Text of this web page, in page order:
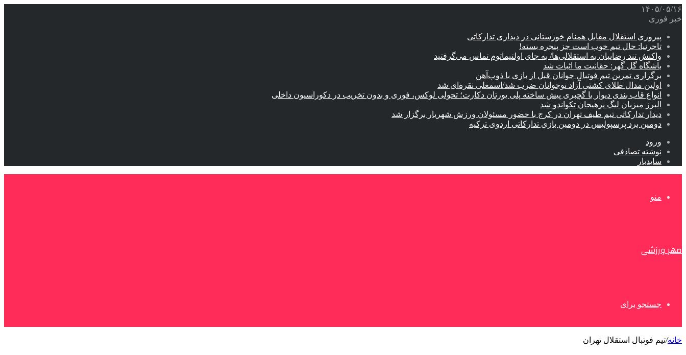
۱۴۰۵/۰۵/۱۶
خبر فوری
پیروزی استقلال مقابل همنام خوزستانی در دیداری تدارکاتی
تاجرنیا: حال تیم خوب است جز پنجره بسته!
واکنش تند رضاییان به استقلالی‌ها/ به جای اولتیماتوم تماس می‌گرفتید
باشگاه گل گهر: حقانیت ما اثبات شد
برگزاری تمرین تیم فوتبال جوانان قبل از بازی با ذوب‌آهن
اولین مدال طلای کشتی آزاد نوجوانان ضرب شد/اسمعلی نقره‌ای شد
انواع قاب بندی دیوار با گچبری پیش ساخته پلی یورتان دکارت؛ تحولی لوکس، فوری و بدون تخریب در دکوراسیون داخلی
البرز میزبان لیگ پرهیجان تکواندو شد
دیدار تدارکاتی تیم طیف تهران در کرج با حضور مسئولان ورزش شهریار برگزار شد
دومین برد پرسپولیس در دومین بازی تدارکاتی اردوی ترکیه
ورود
نوشته تصادفی
سایدبار
منو
مهر ورزشی
جستجو برای
خانه/تیم فوتبال استقلال تهران